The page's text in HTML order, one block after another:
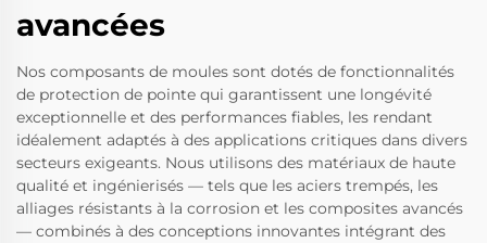
avancées
Nos composants de moules sont dotés de fonctionnalités
de protection de pointe qui garantissent une longévité
exceptionnelle et des performances fiables, les rendant
idéalement adaptés à des applications critiques dans divers
secteurs exigeants. Nous utilisons des matériaux de haute
qualité et ingénierisés — tels que les aciers trempés, les
alliages résistants à la corrosion et les composites avancés
— combinés à des conceptions innovantes intégrant des